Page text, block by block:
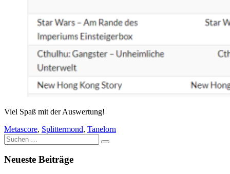
Viel Spaß mit der Auswertung!
Metascore, Splittermond, Tanelorn
Suche
nach:
Neueste Beiträge